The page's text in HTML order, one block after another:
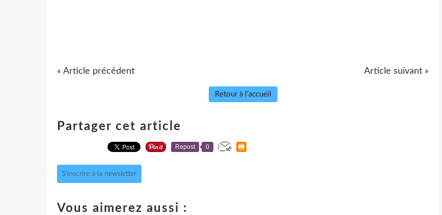
« Article précédent Article suivant »
Retour à l'accueil
Partager cet article
Repost 0
S'inscrire à la newsletter
Vous aimerez aussi :